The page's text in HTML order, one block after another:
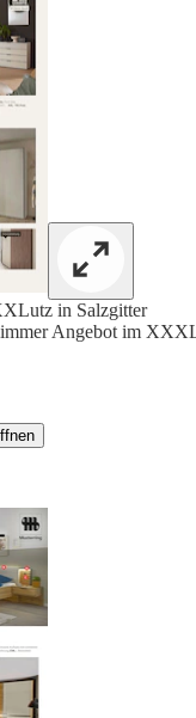
in Salzgitter
Angebot im